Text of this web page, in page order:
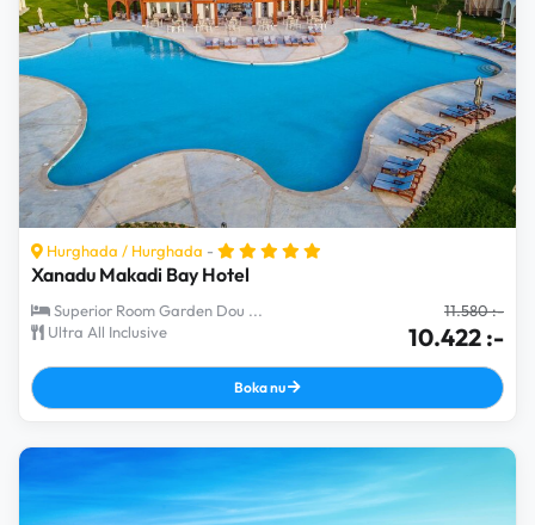
Hurghada / Hurghada -
Xanadu Makadi Bay Hotel
Superior Room Garden Dou ...
Ultra All Inclusive
11.580 :-
10.422 :-
Boka nu